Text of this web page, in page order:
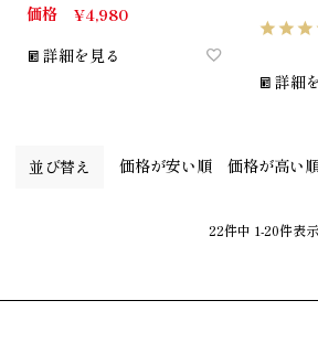
価格 ¥4,980
詳細を見る
詳細
並び替え 価格が安い順 価格が高い
22件中 1-20件表示